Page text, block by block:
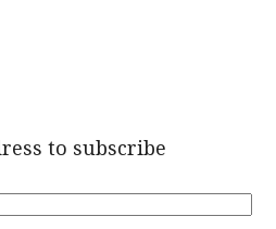
to subscribe